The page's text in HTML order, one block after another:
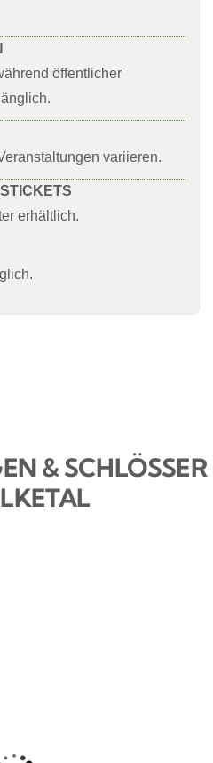
öffentlicher
variieren.
erhältlich.
& SCHLÖSSER